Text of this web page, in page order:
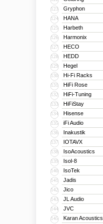
123 Gryphon
124 HANA
125 Harbeth
126 Harmonix
127 HECO
128 HEDD
129 Hegel
130 Hi-Fi Racks
131 HiFi Rose
132 HiFi-Tuning
133 HiFiStay
134 Hisense
135 iFi Audio
136 Inakustik
137 IOTAVX
138 IsoAcoustics
139 Isol-8
140 IsoTek
141 Jadis
142 Jico
143 JL Audio
144 JVC
145 Karan Acoustics